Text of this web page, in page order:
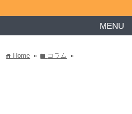
MENU
home Home » folder コラム »